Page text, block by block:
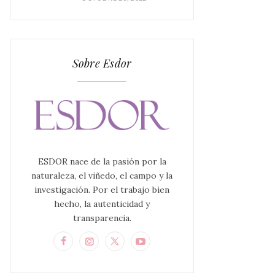
Sobre Esdor
ESDOR nace de la pasión por la
naturaleza, el viñedo, el campo y la
investigación. Por el trabajo bien
hecho, la autenticidad y
transparencia.